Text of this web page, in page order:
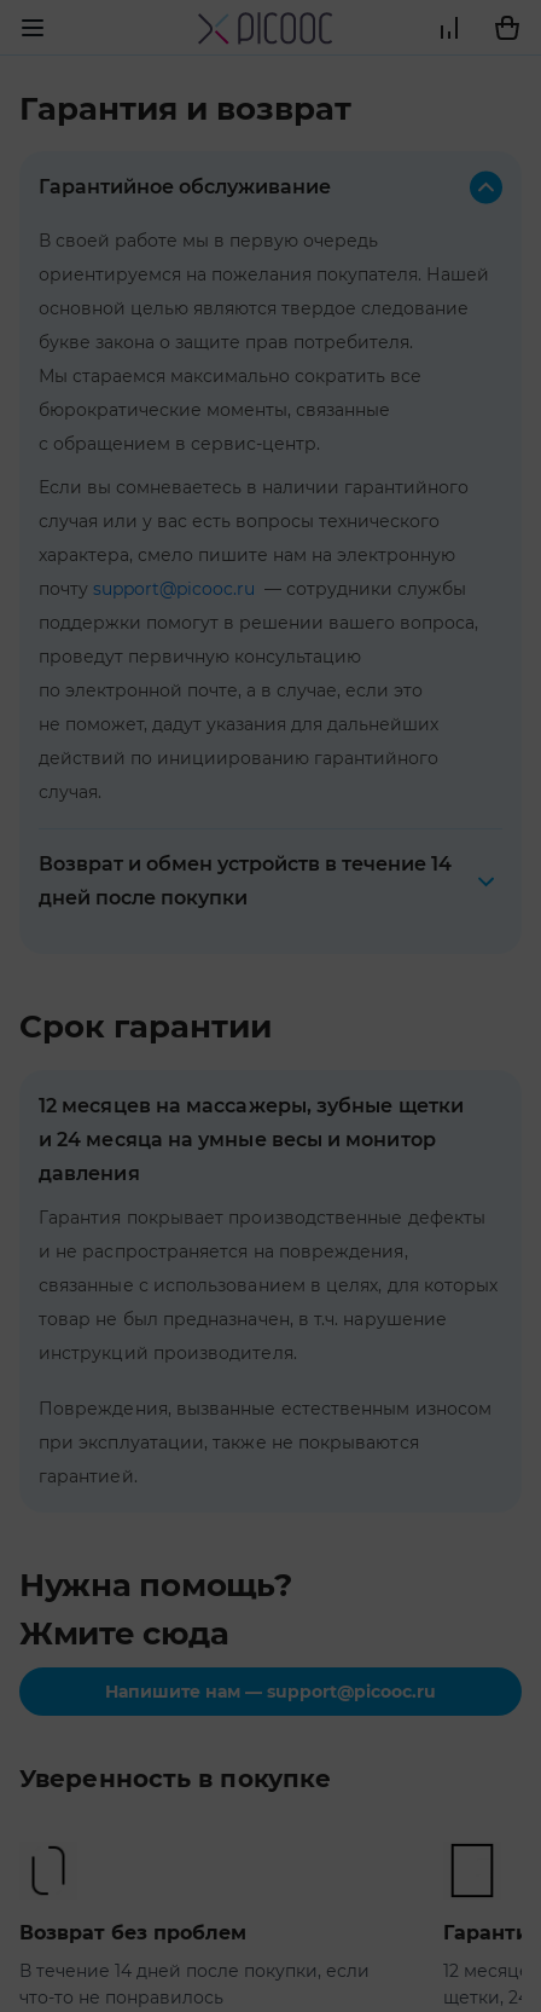
Гарантия и возврат
Гарантийное обслуживание
В своей работе мы в первую очередь
ориентируемся на пожелания покупателя. Нашей
основной целью являются твердое следование
букве закона о защите прав потребителя.
Мы стараемся максимально сократить все
бюрократические моменты, связанные
с обращением в сервис-центр.
Если вы сомневаетесь в наличии гарантийного
случая или у вас есть вопросы технического
характера, смело пишите нам на электронную
почту support@picooc.ru — сотрудники службы
поддержки помогут в решении вашего вопроса,
проведут первичную консультацию
по электронной почте, а в случае, если это
не поможет, дадут указания для дальнейших
действий по инициированию гарантийного
случая.
Возврат и обмен устройств в течение 14
дней после покупки
Срок гарантии
12 месяцев на массажеры, зубные щетки
и 24 месяца на умные весы и монитор
давления
Гарантия покрывает производственные дефекты
и не распространяется на повреждения,
связанные с использованием в целях, для которых
товар не был предназначен, в т.ч. нарушение
инструкций производителя.
Повреждения, вызванные естественным износом
при эксплуатации, также не покрываются
гарантией.
Нужна помощь?
Жмите сюда
Напишите нам — support@picooc.ru
В своей
мы в первую
на пожелания
покупателя.
Уверенность в покупке
Возврат без проблем
В течение 14 дней после покупки, если
что-то не понравилось
12
щетки, 24